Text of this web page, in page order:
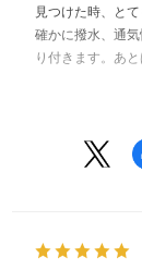
見つけた時、と
確かに撥水、通
り付きます。あ
そして欲をいえ